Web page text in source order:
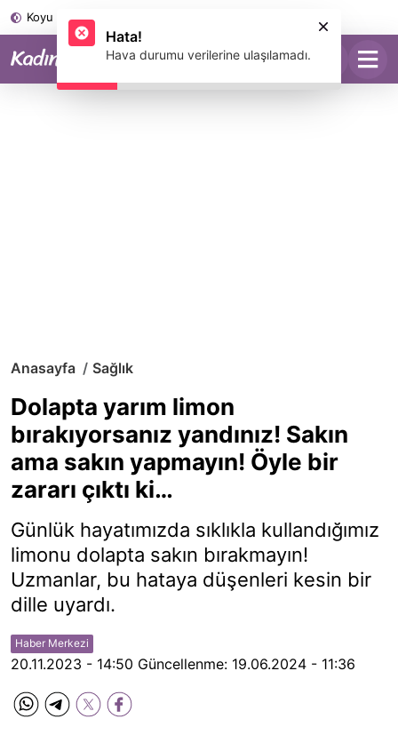
Koyu Mod
Anasayfa Sağlık
Dolapta yarım limon
bırakıyorsanız yandınız! Sakın
ama sakın yapmayın! Öyle bir
zararı çıktı ki…
Günlük hayatımızda sıklıkla kullandığımız
limonu dolapta sakın bırakmayın!
Uzmanlar, bu hataya düşenleri kesin bir
dille uyardı.
Haber Merkezi
20.11.2023 - 14:50 Güncellenme: 19.06.2024 - 11:36
Hata!
Hava durumu verilerine ulaşılamadı.